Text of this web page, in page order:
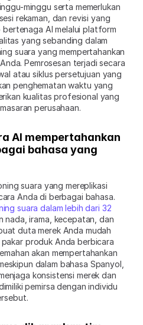
minggu serta memerlukan
rekaman, dan revisi yang
AI melalui platform
yang sebanding dalam
suara yang mempertahankan
Pemrosesan terjadi secara
atau siklus persetujuan yang
penghematan waktu yang
kualitas profesional yang
perusahaan.
AI mempertahankan
bahasa yang
suara yang mereplikasi
suara dalam lebih dari 32
nada, irama, kecepatan, dan
duta merek Anda mudah
pakar produk Anda berbicara
akan mempertahankan
dalam bahasa Spanyol,
konsistensi merek dan
pemirsa dengan individu